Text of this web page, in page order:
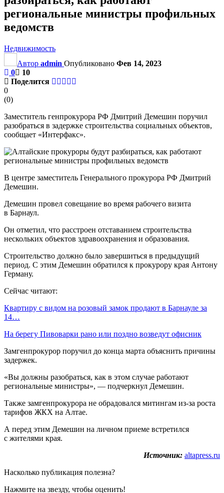
региональные министры профильных
ведомств
Недвижимость
Автор admin Опубликовано Фев 14, 2023
0
10
Поделится
0
(0)
Заместитель генпрокурора РФ Дмитрий Демешин поручил
разобраться в задержке строительства социальных объектов,
сообщает «Интерфакс».
В центре заместитель Генерального прокурора РФ Дмитрий
Демешин.
Демешин провел совещание во время рабочего визита
в Барнаул.
Он отметил, что расстроен отставанием строительства
нескольких объектов здравоохранения и образования.
Строительство должно было завершиться в предыдущий
период. С этим Демешин обратился к прокурору края Антону
Герману.
Сейчас читают:
Квартиру с видом на розовый замок продают в Барнауле за
14…
На берегу Пивоварки рано или поздно возведут офисник
Замгенпрокурор поручил до конца марта объяснить причины
задержек.
«Вы должны разобраться, как в этом случае работают
региональные министры», — подчеркнул Демешин.
Также замгенпрокурора не обрадовался митингам из-за роста
тарифов ЖКХ на Алтае.
А перед этим Демешин на личном приеме встретился
с жителями края.
Источник: altapress.ru
Насколько публикация полезна?
Нажмите на звезду, чтобы оценить!